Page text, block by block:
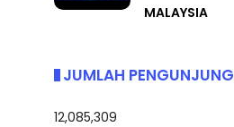
MALAYSIA
JUMLAH PENGUNJUNG
12,085,309